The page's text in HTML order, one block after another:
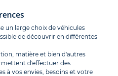
un large choix de véhicules
de découvrir en différentes
matière et bien d'autres
d'effectuer des
à vos envies, besoins et votre